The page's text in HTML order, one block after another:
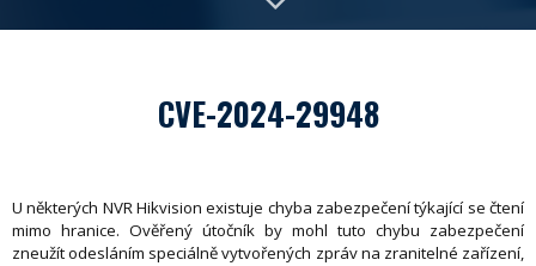
CVE-2024-29948
U některých NVR Hikvision existuje chyba zabezpečení týkající se čtení
mimo hranice. Ověřený útočník by mohl tuto chybu zabezpečení
zneužít odesláním speciálně vytvořených zpráv na zranitelné zařízení,